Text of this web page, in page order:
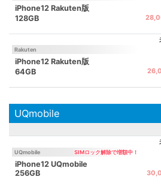
iPhone12 Rakuten版
128GB
Rakuten
iPhone12 Rakuten版
64GB
UQmobile
UQmobile
iPhone12 UQmobile
256GB